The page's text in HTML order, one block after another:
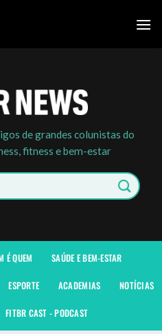
de grandes colunistas do
fitness e bem-estar
É QUEM SAÚDE E BEM-ESTAR
ESPORTE ACADEMIAS NOTÍCIAS
FITBR CAST - PODCAST